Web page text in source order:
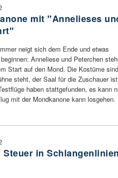
mit "Annelieses
neigt sich dem Ende und etwas
Anneliese und Peterchen
Start auf den Mond. Die Kostüme sind
steht, der Saal für die Zuschauer ist
haben stattgefunden, es kann
mit der Mondkanone kann losgehen.
Steuer in